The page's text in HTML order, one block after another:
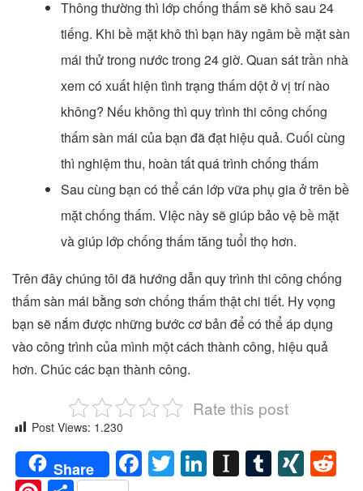
Thông thường thì lớp chống thấm sẽ khô sau 24
tiếng. Khi bề mặt khô thì bạn hãy ngâm bề mặt sàn
mái thử trong nước trong 24 giờ. Quan sát trần nhà
xem có xuất hiện tình trạng thấm dột ở vị trí nào
không? Nếu không thì quy trình thi công chống
thấm sàn mái của bạn đã đạt hiệu quả. Cuối cùng
thì nghiệm thu, hoàn tất quá trình chống thấm
Sau cùng bạn có thể cán lớp vữa phụ gia ở trên bề
mặt chống thấm. VIệc này sẽ giúp bảo vệ bề mặt
và giúp lớp chống thấm tăng tuổi thọ hơn.
Trên đây chúng tôi đã hướng dẫn quy trình thi công chống
thấm sàn mái bằng sơn chống thấm thật chi tiết. Hy vọng
bạn sẽ nắm được những bước cơ bản để có thể áp dụng
vào công trình của mình một cách thành công, hiệu quả
hơn. Chúc các bạn thành công.
Rate this post
Post Views: 1.230
Share Facebook
TwitterLinkedIn
Instapaper
Tumblr